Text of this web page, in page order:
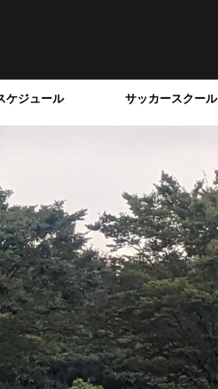
ケジュール サッカースクール